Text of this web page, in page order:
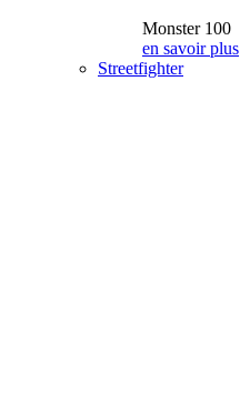
Monster 100
en savoir plus
Streetfighter